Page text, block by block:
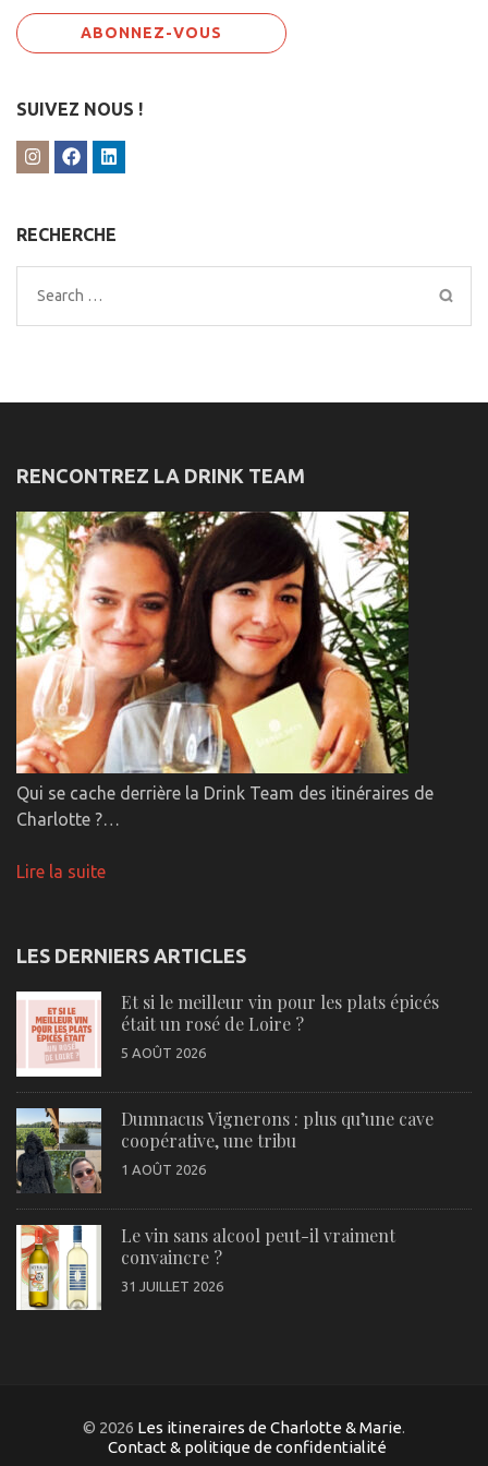
SUIVEZ NOUS !
RECHERCHE
Search
for:
RENCONTREZ LA DRINK TEAM
Qui se cache derrière la Drink Team des itinéraires de
Charlotte ?…
Lire la suite
LES DERNIERS ARTICLES
Et si le meilleur vin pour les plats épicés
était un rosé de Loire ?
5 AOÛT 2026
Dumnacus Vignerons : plus qu’une cave
coopérative, une tribu
1 AOÛT 2026
Le vin sans alcool peut-il vraiment
convaincre ?
31 JUILLET 2026
© 2026 Les itineraires de Charlotte & Marie.
Contact & politique de confidentialité